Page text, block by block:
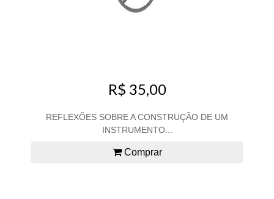
R$ 35,00
REFLEXÕES SOBRE A CONSTRUÇÃO DE UM
INSTRUMENTO...
Comprar